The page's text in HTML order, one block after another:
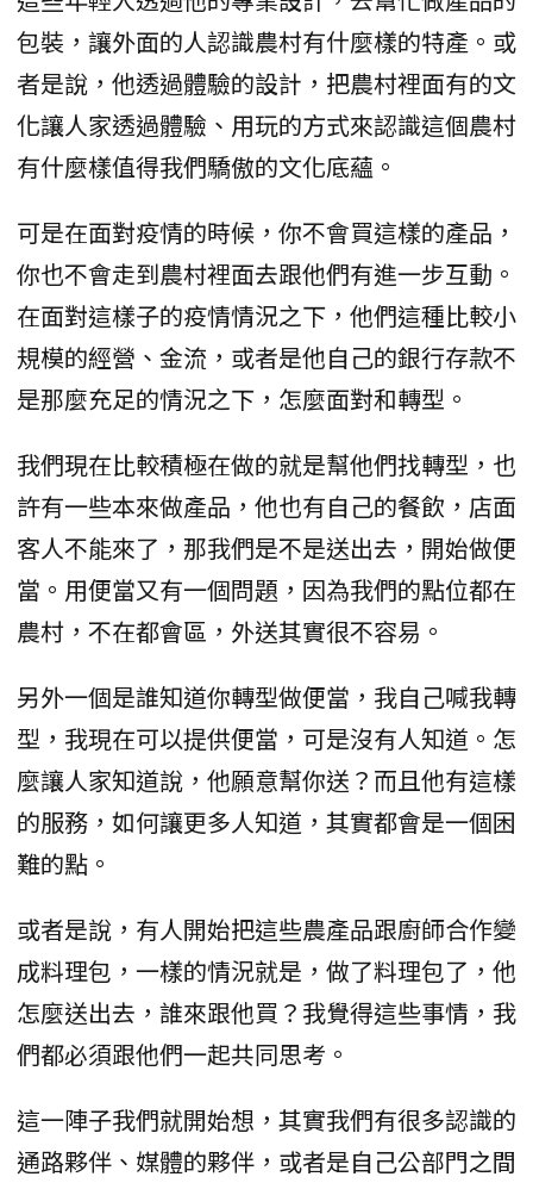
包裝，讓外面的人認識農村有什麼樣的特產。或
者是說，他透過體驗的設計，把農村裡面有的文
化讓人家透過體驗、用玩的方式來認識這個農村
有什麼樣值得我們驕傲的文化底蘊。
可是在面對疫情的時候，你不會買這樣的產品，
你也不會走到農村裡面去跟他們有進一步互動。
在面對這樣子的疫情情況之下，他們這種比較小
規模的經營、金流，或者是他自己的銀行存款不
是那麼充足的情況之下，怎麼面對和轉型。
我們現在比較積極在做的就是幫他們找轉型，也
許有一些本來做產品，他也有自己的餐飲，店面
客人不能來了，那我們是不是送出去，開始做便
當。用便當又有一個問題，因為我們的點位都在
農村，不在都會區，外送其實很不容易。
另外一個是誰知道你轉型做便當，我自己喊我轉
型，我現在可以提供便當，可是沒有人知道。怎
麼讓人家知道說，他願意幫你送？而且他有這樣
的服務，如何讓更多人知道，其實都會是一個困
難的點。
或者是說，有人開始把這些農產品跟廚師合作變
成料理包，一樣的情況就是，做了料理包了，他
怎麼送出去，誰來跟他買？我覺得這些事情，我
們都必須跟他們一起共同思考。
這一陣子我們就開始想，其實我們有很多認識的
通路夥伴、媒體的夥伴，或者是自己公部門之間